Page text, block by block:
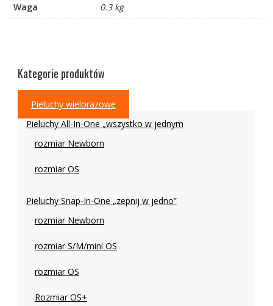
Waga 0.3 kg
Kategorie produktów
Pieluchy wielorazowe
Pieluchy All-In-One „wszystko w jednym
rozmiar Newborn
rozmiar OS
Pieluchy Snap-In-One „zepnij w jedno”
rozmiar Newborn
rozmiar S/M/mini OS
rozmiar OS
Rozmiar OS+